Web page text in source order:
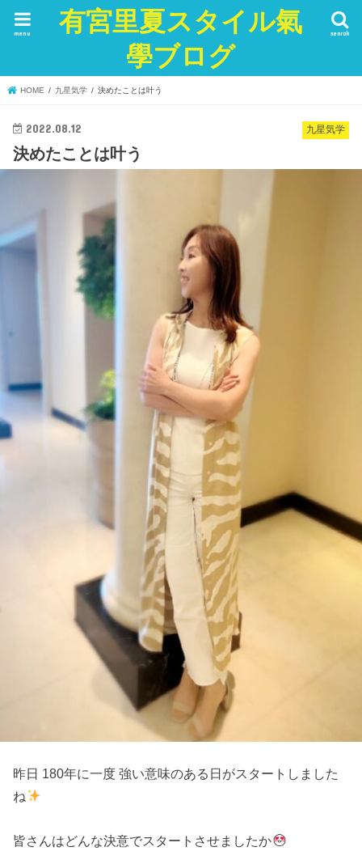
有宮里夏スタイル氣
學ブログ
search
menu
HOME 九星気学 決めたことは叶う
九星気学
2022.08.12
決めたことは叶う
昨日 180年に一度 強い意味のある日がスタートしました
ね
皆さんはどんな決意でスタートさせましたか